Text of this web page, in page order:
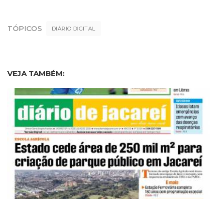
TÓPICOS DIÁRIO DIGITAL
VEJA TAMBÉM: